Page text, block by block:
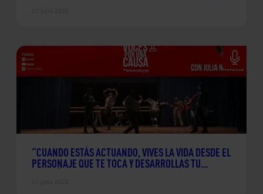
“CUANDO ESTÁS ACTUANDO, VIVES LA VIDA DESDE EL
PERSONAJE QUE TE TOCA Y DESARROLLAS TU